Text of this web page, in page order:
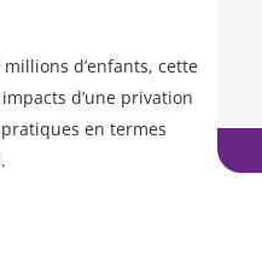
d’enfants, cette
d’une privation
en termes